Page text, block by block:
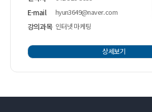
E-mail hyun3649@naver.com
강의과목 인터넷 마케팅
상세보기